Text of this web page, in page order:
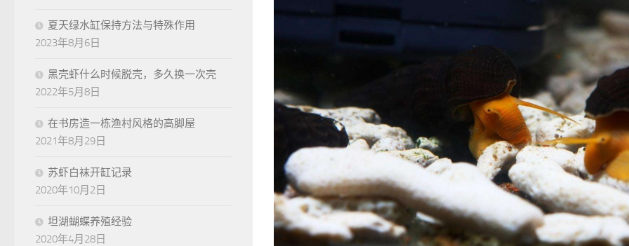
夏天绿水缸保持方法与特殊作用
2023年8月6日
黑壳虾什么时候脱壳，多久换一次壳
2022年5月8日
在书房造一栋渔村风格的高脚屋
2021年8月29日
苏虾白袜开缸记录
2020年10月2日
坦湖蝴蝶养殖经验
2020年4月28日